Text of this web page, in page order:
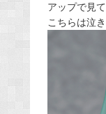
アップで見
こちらは泣